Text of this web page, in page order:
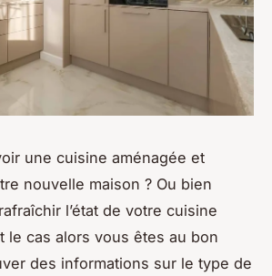
une cuisine aménagée et
nouvelle maison ? Ou bien
l’état de votre cuisine
le cas alors vous êtes au bon
des informations sur le type de